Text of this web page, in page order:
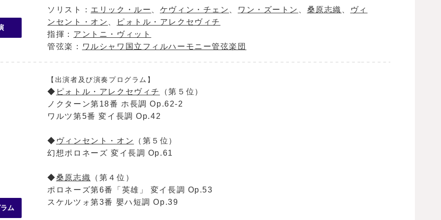
ソリスト： エリック・ルー ケヴィン・チェン ワン・ズートン 桑原志織
ヴィ
ンセント・オン
ピォトル・アレクセヴィチ
指揮： アントニ・ヴィット
管弦楽：
ワルシャワ国立フィルハーモニー管弦楽団
ム
【出演者及び演奏プログラム】
◆ ピォトル・アレクセヴィチ
（第５位）
ノクターン第18番 ホ長調 Op.62-2
ワルツ第5番 変イ長調 Op.42
◆ ヴィンセント・オン
（第５位）
幻想ポロネーズ 変イ長調 Op.61
◆桑原志織 （第４位）
ポロネーズ第6番「英雄」 変イ長調 Op.53
スケルツォ第3番 嬰ハ短調 Op.39